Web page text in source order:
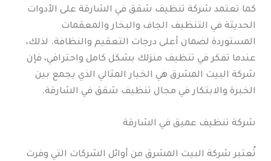
كما تعتمد شركة تنظيف شقق في الشارقة على الأدوات
الحديثة في التنظيف الجاف والبخار والمعقمات
المستوردة لضمان أعلى درجات التعقيم والنظافة. لذلك،
عندما تفكر في تنظيف منزلك بشكل كامل واحترافي، فإن
شركة البيت المشرق هي الخيار المثالي الذي يجمع بين
الخبرة والابتكار في مجال تنظيف شقق في الشارقة.
شركة تنظيف عميق في الشارقة
تُعتبر شركة البيت المشرق من أوائل الشركات التي وفرت